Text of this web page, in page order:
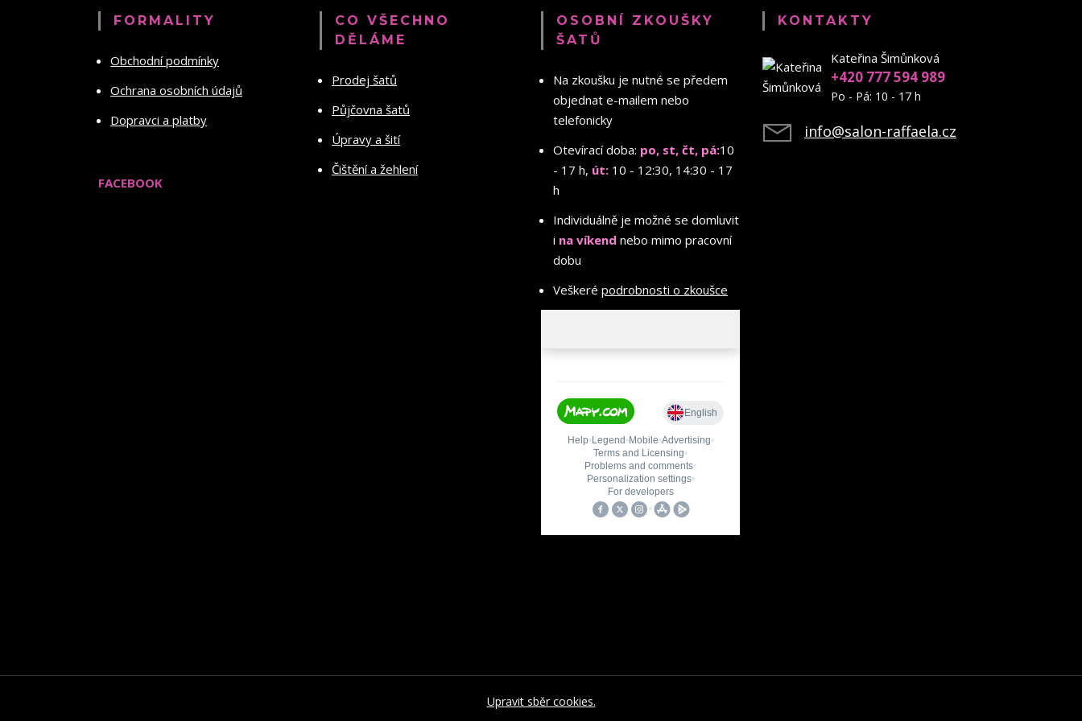
FORMALITY
Obchodní podmínky
Ochrana osobních údajů
Dopravci a platby
FACEBOOK
CO VŠECHNO
DĚLÁME
Prodej šatů
Půjčovna šatů
Úpravy a šití
Čištění a žehlení
OSOBNÍ ZKOUŠKY
ŠATŮ
Na zkoušku je nutné se předem
objednat e-mailem nebo
telefonicky
Otevírací doba: po, st, čt, pá:10
- 17 h, út: 10 - 12:30, 14:30 - 17
h
Individuálně je možné se domluvit
i na víkend nebo mimo pracovní
dobu
Veškeré podrobnosti o zkoušce
KONTAKTY
Kateřina Šimůnková
+420 777 594 989
Po - Pá: 10 - 17 h
info@salon-raffaela.cz
Upravit sběr cookies.